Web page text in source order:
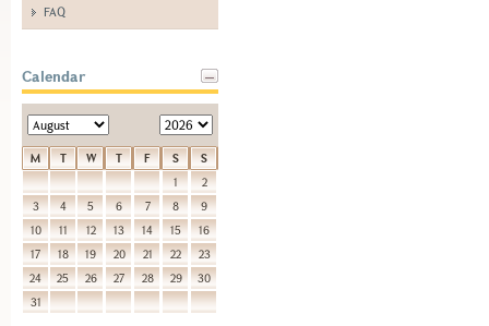
FAQ
Calendar
M T W T F S
S
1
2
3
4 5 6 7 8
9
10
11 12 13 14 15
16
17
18 19 20 21 22
23
24
25 26 27 28 29
30
31